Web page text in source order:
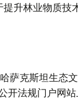
升林业物质技
萨克斯坦生态
法规门户网站